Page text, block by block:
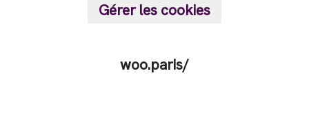
Gérer les cookies
woo.paris/